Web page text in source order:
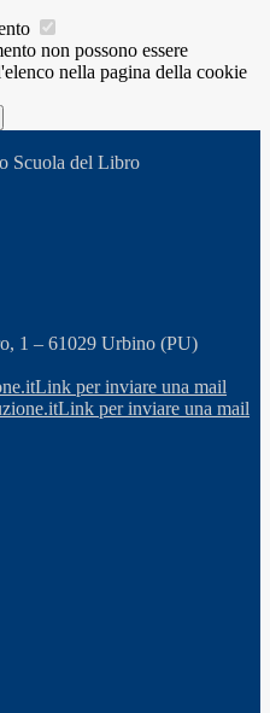
non possono essere
nella pagina della cookie
Scuola del Libro
1 – 61029 Urbino (PU)
Link per inviare una mail
Link per inviare una mail